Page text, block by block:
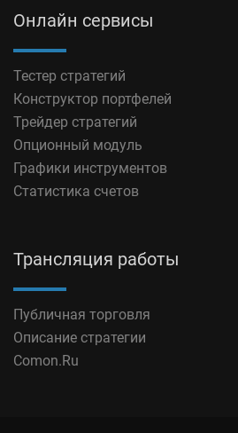
Онлайн сервисы
Тестер стратегий
Конструктор портфелей
Трейдер стратегий
Опционный модуль
Графики инструментов
Статистика счетов
Трансляция работы
Публичная торговля
Описание стратегии
Comon.Ru